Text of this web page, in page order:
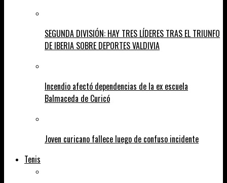
SEGUNDA DIVISIÓN: HAY TRES LÍDERES TRAS EL TRIUNFO
DE IBERIA SOBRE DEPORTES VALDIVIA
Incendio afectó dependencias de la ex escuela
Balmaceda de Curicó
Joven curicano fallece luego de confuso incidente
Tenis